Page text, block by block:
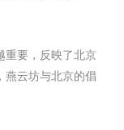
重要，反映了北京
燕云坊与北京的倡